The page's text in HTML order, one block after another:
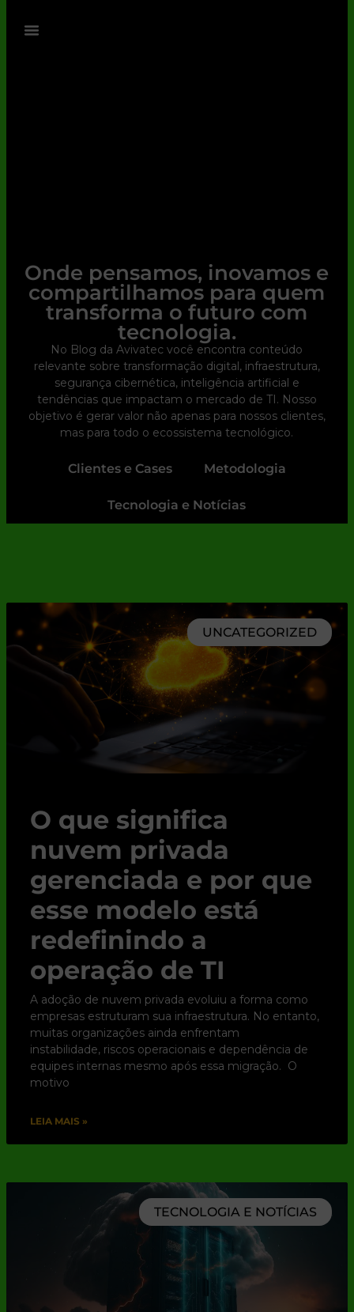
Onde pensamos, inovamos e
compartilhamos para quem
transforma o futuro com
tecnologia.
No Blog da Avivatec você encontra conteúdo
relevante sobre transformação digital, infraestrutura,
segurança cibernética, inteligência artificial e
tendências que impactam o mercado de TI. Nosso
objetivo é gerar valor não apenas para nossos clientes,
mas para todo o ecossistema tecnológico.
Clientes e Cases Metodologia
Tecnologia e Notícias
UNCATEGORIZED
O que significa
nuvem privada
gerenciada e por que
esse modelo está
redefinindo a
operação de TI
A adoção de nuvem privada evoluiu a forma como
empresas estruturam sua infraestrutura. No entanto,
muitas organizações ainda enfrentam
instabilidade, riscos operacionais e dependência de
equipes internas mesmo após essa migração. O
motivo
LEIA MAIS »
TECNOLOGIA E NOTÍCIAS